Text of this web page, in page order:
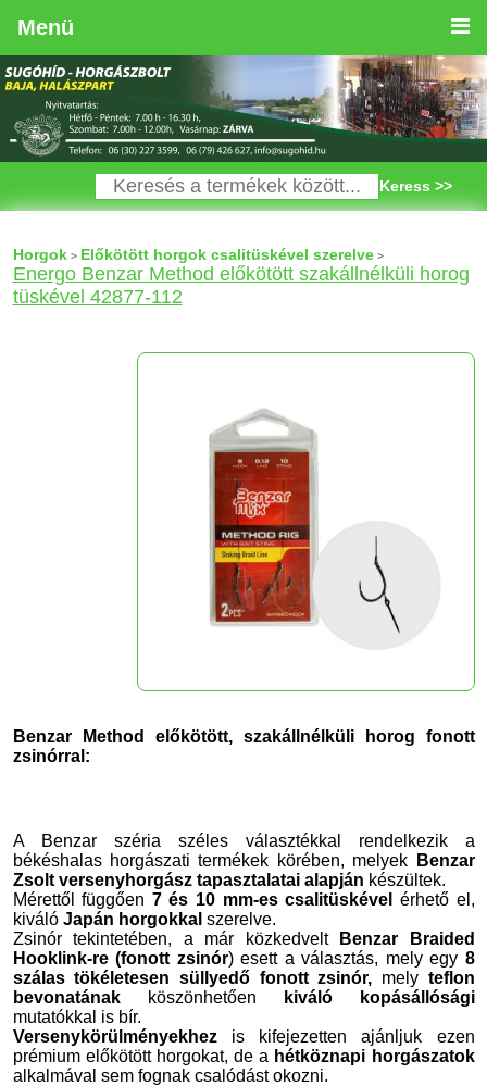
Menü
Keress >>
Horgok> Előkötött horgok csalitüskével szerelve>
Energo Benzar Method előkötött szakállnélküli horog
tüskével 42877-112
Benzar Method előkötött, szakállnélküli horog fonott
zsinórral:
A Benzar széria széles választékkal rendelkezik a
békéshalas horgászati termékek körében, melyek
Benzar
Zsolt versenyhorgász tapasztalatai alapján készültek.
Mérettől függően 7 és 10 mm-es csalitüskével
érhető el,
kiváló Japán horgokkal szerelve.
Zsinór tekintetében, a már közkedveltBenzar Braided
Hooklink-re (fonott zsinór) esett a választás, mely egy 8
szálas tökéletesen süllyedő fonott zsinór, mely teflon
bevonatánakköszönhetően
kiváló kopásállósági
mutatókkal is bír.
Versenykörülményekhezis kifejezetten ajánljuk ezen
prémium előkötött horgokat, de a hétköznapi horgászatok
alkalmával sem fognak csalódást okozni.